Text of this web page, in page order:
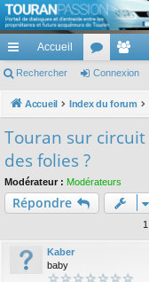
TouranPassion
Le forum des propriétaires ou
cc
ès
pi
de
Accueil
or
u
e
m
Rechercher Connexion
Accueil Index du forum
Touran sur
des folies ?
Modérateur : Modérateurs
Répondre
Kaber
baby